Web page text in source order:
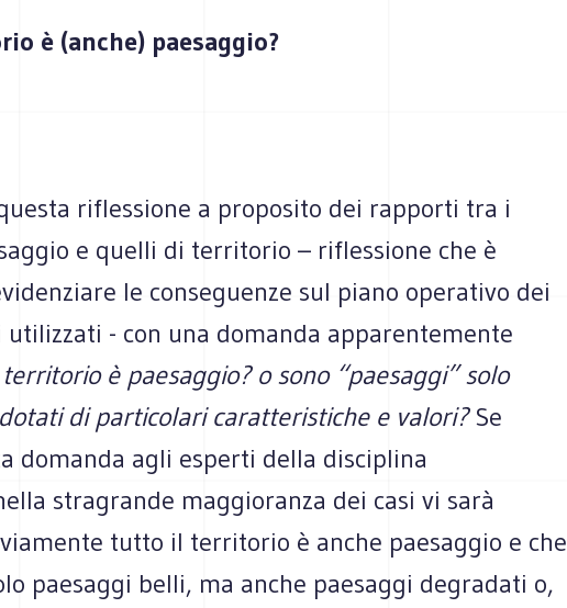
è (anche) paesaggio?
riflessione a proposito dei rapporti tra i
e quelli di territorio – riflessione che è
le conseguenze sul piano operativo dei
- con una domanda apparentemente
è paesaggio? o sono “paesaggi” solo
di particolari caratteristiche e valori?Se
domanda agli esperti della disciplina
stragrande maggioranza dei casi vi sarà
tutto il territorio è anche paesaggio e che
paesaggi belli, ma anche paesaggi degradati o,